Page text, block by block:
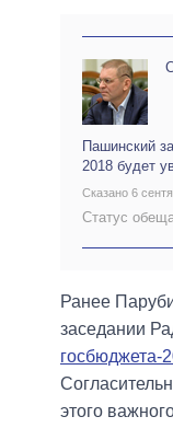
Пашинский
2018 будет
Сказано 6
Статус
Ранее
заседании
госбюджета-
этого